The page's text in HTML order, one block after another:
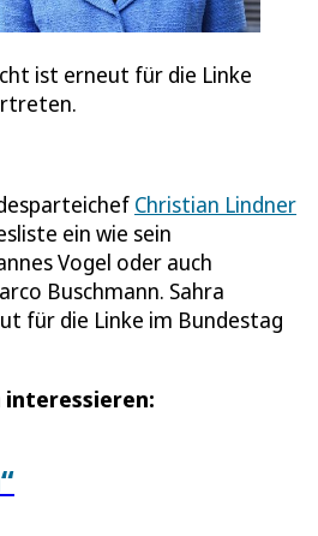
ist erneut für die Linke
Christian Lindner
ein wie sein
Vogel oder auch
Buschmann. Sahra
für die Linke im Bundestag
interessieren: